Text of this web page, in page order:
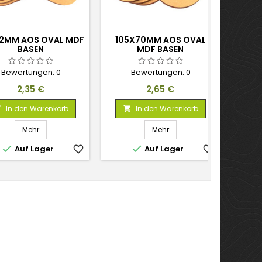
AOS OVAL MDF
BASEN
Bewertungen: 0
Preis
2,35 €
In den Warenkorb
Mehr
 Auf Lager favorite_border
105X70MM AOS OVAL
MDF BASEN
Bewertungen: 0
Preis
2,65 €
 In den Warenkorb
Mehr
 Auf Lager favorite_border